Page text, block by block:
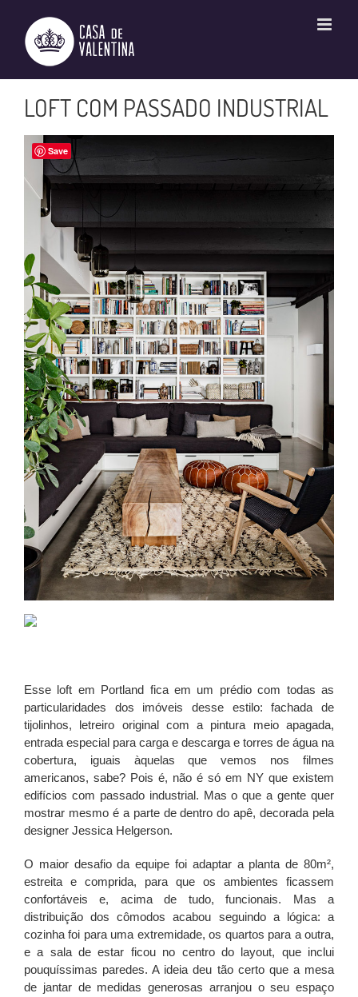
conteúdo
LOFT COM PASSADO INDUSTRIAL
Esse loft em Portland fica em um prédio com todas as
particularidades dos imóveis desse estilo: fachada de
tijolinhos, letreiro original com a pintura meio apagada,
entrada especial para carga e descarga e torres de água na
cobertura, iguais àquelas que vemos nos filmes
americanos, sabe? Pois é, não é só em NY que existem
edifícios com passado industrial. Mas o que a gente quer
mostrar mesmo é a parte de dentro do apê, decorada pela
designer Jessica Helgerson.
O maior desafio da equipe foi adaptar a planta de 80m²,
estreita e comprida, para que os ambientes ficassem
confortáveis e, acima de tudo, funcionais. Mas a
distribuição dos cômodos acabou seguindo a lógica: a
cozinha foi para uma extremidade, os quartos para a outra,
e a sala de estar ficou no centro do layout, que inclui
pouquíssimas paredes. A ideia deu tão certo que a mesa
de jantar de medidas generosas arranjou o seu espaço
Save